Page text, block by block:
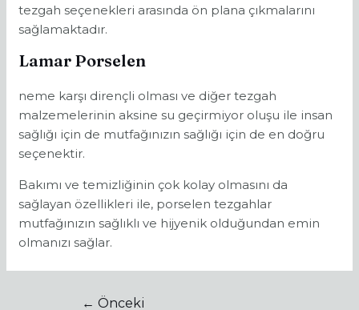
tezgah seçenekleri arasında ön plana çıkmalarını
sağlamaktadır.
Lamar Porselen
neme karşı dirençli olması ve diğer tezgah
malzemelerinin aksine su geçirmiyor oluşu ile insan
sağlığı için de mutfağınızın sağlığı için de en doğru
seçenektir.
Bakımı ve temizliğinin çok kolay olmasını da
sağlayan özellikleri ile, porselen tezgahlar
mutfağınızın sağlıklı ve hijyenik olduğundan emin
olmanızı sağlar.
← Önceki